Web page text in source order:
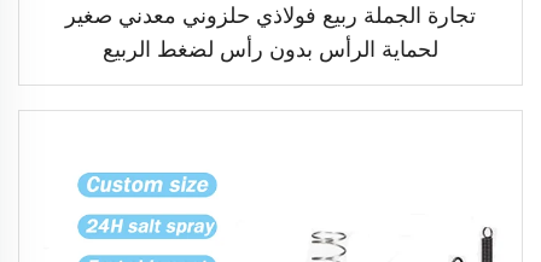
تجارة الجملة ربيع فولاذي حلزوني معدني صغير
لحماية الرأس بدون رأس لضغط الربيع